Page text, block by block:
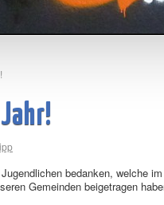
bedanken, welche
Gemeinden beigetragen